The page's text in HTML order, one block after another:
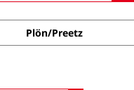
Plön/Preetz